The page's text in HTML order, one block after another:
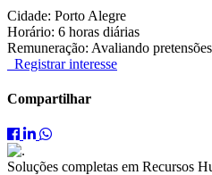
Cidade: Porto Alegre
Horário: 6 horas diárias
Remuneração: Avaliando
Registrar interesse
Compartilhar
Compartilhar
Administrativo
Compartilhar
Administrativo
Compartilhar
Administrativo
Soluções completas em Recursos